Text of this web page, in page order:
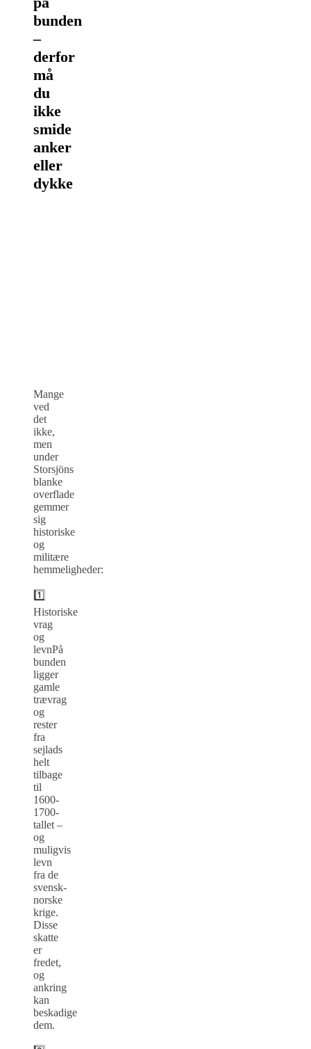
bunden
–
derfor
må
du
ikke
smide
anker
eller
dykke
Mange
ved
det
ikke,
men
under
Storsjöns
blanke
overflade
gemmer
sig
historiske
og
militære
hemmeligheder:
1️⃣
Historiske
vrag
og
levnPå
bunden
ligger
gamle
trævrag
og
rester
fra
sejlads
helt
tilbage
til
1600-
1700-
tallet –
og
muligvis
levn
fra de
svensk-
norske
krige.
Disse
skatte
er
fredet,
og
ankring
kan
beskadige
dem.